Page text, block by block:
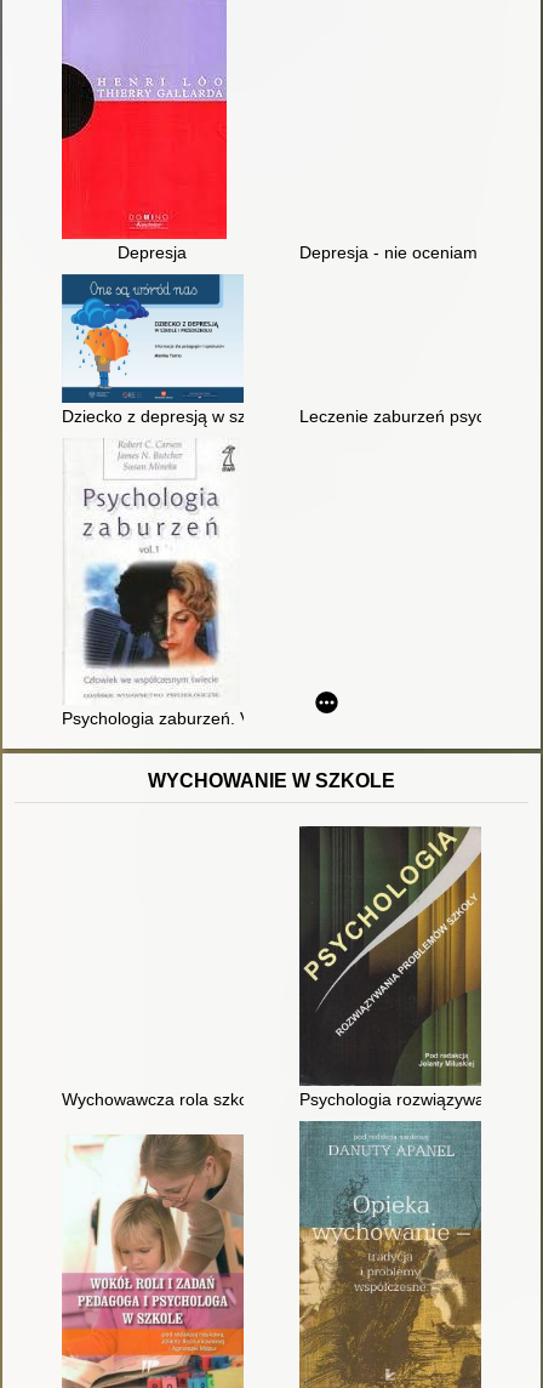
Depresja Depresja - nie oceniam :
Dziecko z depresją w szkole i przedszkolu : informacje dla
Leczenie zaburzeń
Psychologia zaburzeń. Vol. 1
WYCHOWANIE W SZKOLE
Wychowawcza rola szkoły Psychologia rozwiązywania